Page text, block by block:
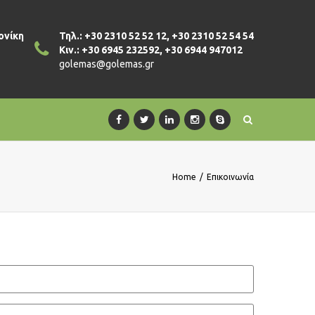
Τηλ.: +30 2310 52 52 12, +30 2310 52 54 54
Κιν.: +30 6945 232592, +30 6944 947012
golemas@golemas.gr
Home / Επικοινωνία